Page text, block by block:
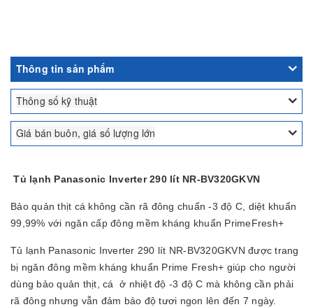
Thông tin sản phẩm
Thông số kỹ thuật
Giá bán buôn, giá số lượng lớn
Tủ lạnh Panasonic Inverter 290 lít NR-BV320GKVN
Bảo quản thịt cá không cần rã đông chuẩn -3 độ C, diệt khuẩn
99,99% với ngăn cấp đông mềm kháng khuẩn PrimeFresh+
Tủ lạnh Panasonic Inverter 290 lít NR-BV320GKVN được trang
bị ngăn đông mềm kháng khuẩn Prime Fresh+ giúp cho người
dùng bảo quản thịt, cá ở nhiệt độ -3 độ C mà không cần phải
rã đông nhưng vẫn đảm bảo độ tươi ngon lên đến 7 ngày.